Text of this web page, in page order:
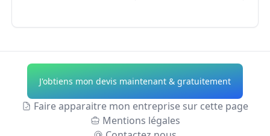
Traitement
d'Humidité des
MursSainte-
Lizaigne
Traitement
d'Humidité des
Murs Allier
Traitement
d'Humidité des
J'obtiens mon devis maintenant & gratuitement
Faire apparaitre mon entreprise sur cette page
Mentions légales